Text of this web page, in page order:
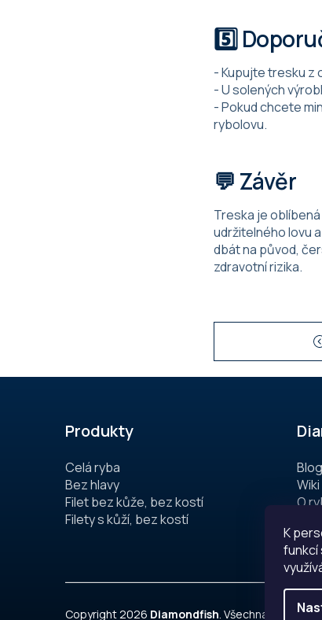
K
funkcí
5️⃣
- Kupujte tresku z
- U solených
- Pokud chcete
rybolovu.
💬 Závěr
Treska je
udržitelného lovu
dbát na původ,
zdravotní rizika.
Produkty
Celá ryba
Bez hlavy
Filet bez kůže, bez kostí
Filety s kůží, bez kostí
Blog
Wiki
O
O
Copyright 2026 Diamondfish. Všechna práva